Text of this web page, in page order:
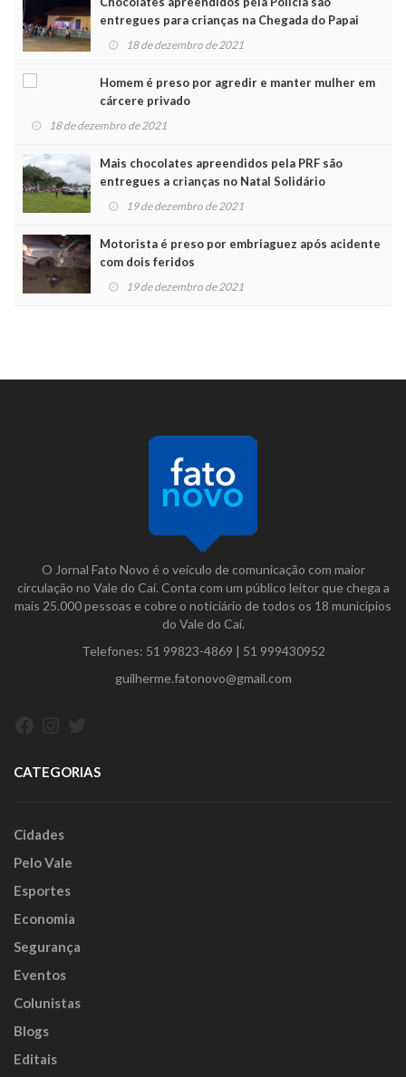
entregues para crianças na Chegada do Papai
Noel
18 de dezembro de 2021
Homem é preso por agredir e manter mulher em
cárcere privado
18 de dezembro de 2021
Mais chocolates apreendidos pela PRF são
entregues a crianças no Natal Solidário
19 de dezembro de 2021
Motorista é preso por embriaguez após acidente
com dois feridos
19 de dezembro de 2021
O Jornal Fato Novo é o veículo de comunicação com maior
circulação no Vale do Caí. Conta com um público leitor que chega a
mais 25.000 pessoas e cobre o noticiário de todos os 18 municípios
do Vale do Caí.
Telefones: 51 99823-4869 | 51 999430952
guilherme.fatonovo@gmail.com
CATEGORIAS
Cidades
Pelo Vale
Esportes
Economia
Segurança
Eventos
Colunistas
Blogs
Editais